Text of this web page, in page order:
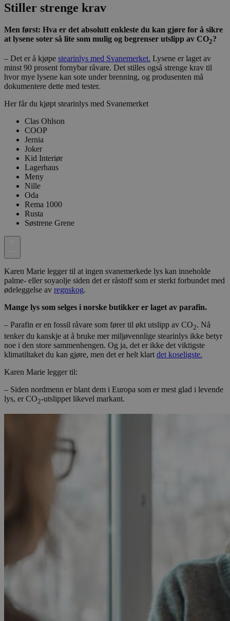
Stiller strenge krav
Men først: Hva er det absolutt enkleste du kan gjøre for å sikre
at lysene soter så lite som mulig og begrenser utslipp av CO2?
– Det er å kjøpe stearinlys med Svanemerket. Lysene er laget av
minst 90 prosent fornybar råvare. Det stilles også strenge krav til
hvor mye lysene kan sote under brenning, og produsenten må
dokumentere dette med tester.
Her får du kjøpt stearinlys med Svanemerket
Clas Ohlson
COOP
Jernia
Joker
Kid Interiør
Lagerhaus
Meny
Nille
Oda
Rema 1000
Rusta
Søstrene Grene
Karen Marie legger til at ingen svanemerkede lys kan inneholde
palme- eller soyaolje siden det er råstoff som er sterkt forbundet med
ødeleggelse av regnskog.
Mange lys som selges i norske butikker er laget av parafin.
– Parafin er en fossil råvare som fører til økt utslipp av CO2. Nå
tenker du kanskje at å bruke mer miljøvennlige stearinlys ikke betyr
noe i den store sammenhengen. Og ja, det er ikke det viktigste
klimatiltaket du kan gjøre, men det er helt klart det koseligste.
Karen Marie legger til:
– Siden nordmenn er blant dem i Europa som er mest glad i levende
lys, er CO2-utslippet likevel markant.